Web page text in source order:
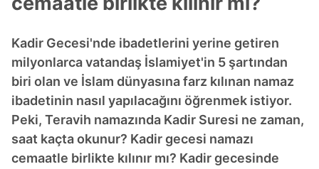
Kadir Gecesi'nde ibadetlerini yerine getiren
milyonlarca vatandaş İslamiyet'in 5 şartından
biri olan ve İslam dünyasına farz kılınan namaz
ibadetinin nasıl yapılacağını öğrenmek istiyor.
Peki, Teravih namazında Kadir Suresi ne zaman,
saat kaçta okunur? Kadir gecesi namazı
cemaatle birlikte kılınır mı? Kadir gecesinde